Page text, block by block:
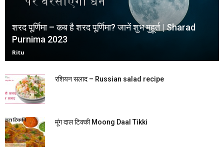
शरद पूर्णिमा – कब है शरद पूर्णिमा? जानें शुभ मुहूर्त | Sharad
Purnima 2023
Ritu
रशियन सलाद – Russian salad recipe
मूंग दाल टिक्की Moong Daal Tikki